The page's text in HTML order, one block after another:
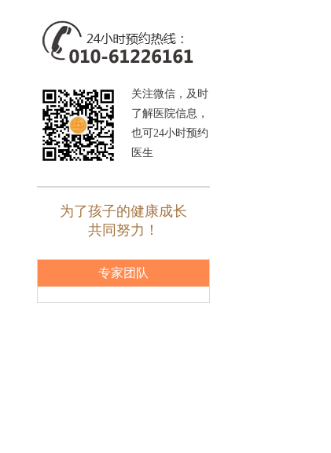
关注微信，及时
了解医院信息，
也可24小时预约
医生
为了孩子的健康成长
共同努力！
专家团队